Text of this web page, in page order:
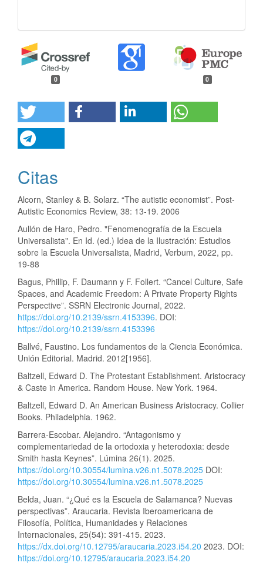
0 0
Citas
Alcorn, Stanley & B. Solarz. “The autistic economist”. Post-
Autistic Economics Review, 38: 13-19. 2006
Aullón de Haro, Pedro. "Fenomenografía de la Escuela
Universalista". En Id. (ed.) Idea de la Ilustración: Estudios
sobre la Escuela Universalista, Madrid, Verbum, 2022, pp.
19-88
Bagus, Phillip, F. Daumann y F. Follert. “Cancel Culture, Safe
Spaces, and Academic Freedom: A Private Property Rights
Perspective”. SSRN Electronic Journal, 2022.
https://doi.org/10.2139/ssrn.4153396. DOI:
https://doi.org/10.2139/ssrn.4153396
Ballvé, Faustino. Los fundamentos de la Ciencia Económica.
Unión Editorial. Madrid. 2012[1956].
Baltzell, Edward D. The Protestant Establishment. Aristocracy
& Caste in America. Random House. New York. 1964.
Baltzell, Edward D. An American Business Aristocracy. Collier
Books. Philadelphia. 1962.
Barrera-Escobar. Alejandro. “Antagonismo y
complementariedad de la ortodoxia y heterodoxia: desde
Smith hasta Keynes”. Lúmina 26(1). 2025.
https://doi.org/10.30554/lumina.v26.n1.5078.2025 DOI:
https://doi.org/10.30554/lumina.v26.n1.5078.2025
Belda, Juan. “¿Qué es la Escuela de Salamanca? Nuevas
perspectivas”. Araucaria. Revista Iberoamericana de
Filosofía, Política, Humanidades y Relaciones
Internacionales, 25(54): 391-415. 2023.
https://dx.doi.org/10.12795/araucaria.2023.i54.20 2023. DOI:
https://doi.org/10.12795/araucaria.2023.i54.20